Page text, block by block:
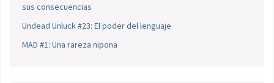
sus consecuencias
Undead Unluck #23: El poder del lenguaje
MAD #1: Una rareza nipona